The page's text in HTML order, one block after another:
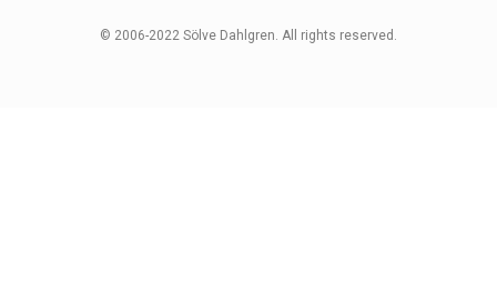
© 2006-2022 Sölve Dahlgren. All rights reserved.